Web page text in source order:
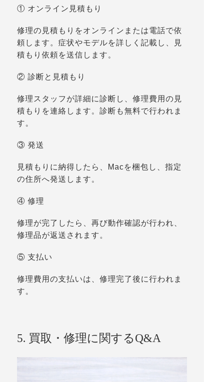
① オンライン見積もり
修理の見積もりをオンラインまたは電話で依
頼します。症状やモデルを詳しく記載し、見
積もり依頼を送信します。
② 診断と見積もり
修理スタッフが詳細に診断し、修理費用の見
積もりを連絡します。診断も無料で行われま
す。
③ 発送
見積もりに納得したら、Macを梱包し、指定
の住所へ発送します。
④ 修理
修理が完了したら、再び動作確認が行われ、
修理品が返送されます。
⑤ 支払い
修理費用の支払いは、修理完了後に行われま
す。
5. 買取・修理に関するQ&A